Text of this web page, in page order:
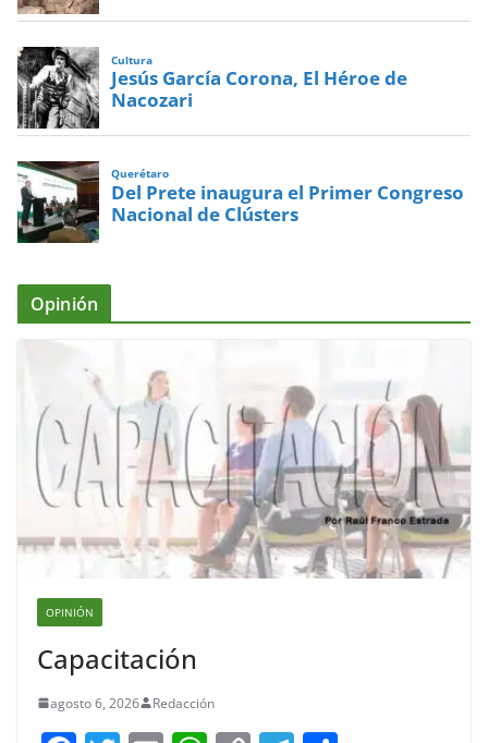
Cultura
Jesús García Corona, El Héroe de
Nacozari
Querétaro
Del Prete inaugura el Primer Congreso
Nacional de Clústers
Opinión
OPINIÓN
Capacitación
agosto 6, 2026 Redacción